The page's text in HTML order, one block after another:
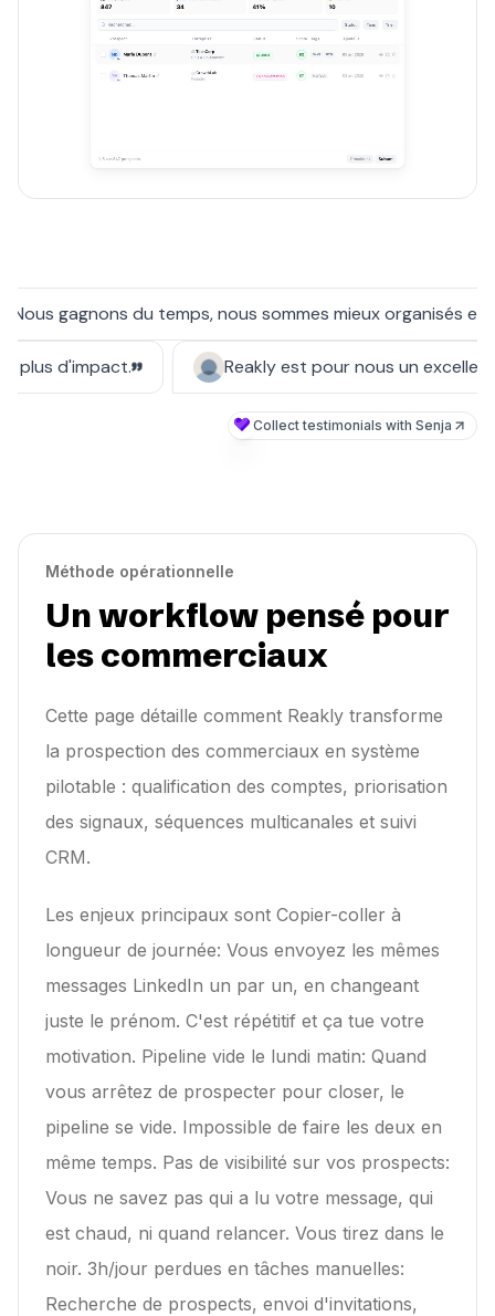
Méthode opérationnelle
Un workflow pensé pour
les commerciaux
Cette page détaille comment Reakly transforme
la prospection des commerciaux en système
pilotable : qualification des comptes, priorisation
des signaux, séquences multicanales et suivi
CRM.
Les enjeux principaux sont Copier-coller à
longueur de journée: Vous envoyez les mêmes
messages LinkedIn un par un, en changeant
juste le prénom. C'est répétitif et ça tue votre
motivation. Pipeline vide le lundi matin: Quand
vous arrêtez de prospecter pour closer, le
pipeline se vide. Impossible de faire les deux en
même temps. Pas de visibilité sur vos prospects:
Vous ne savez pas qui a lu votre message, qui
est chaud, ni quand relancer. Vous tirez dans le
noir. 3h/jour perdues en tâches manuelles:
Recherche de prospects, envoi d'invitations,